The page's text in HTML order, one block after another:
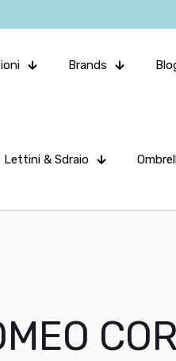
Brands
Lettini & Sdraio